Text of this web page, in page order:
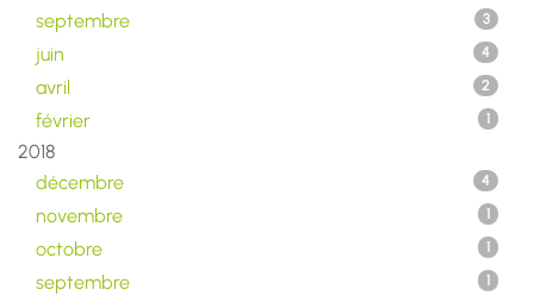
septembre 3
juin 4
avril 2
février 1
2018
décembre
4
novembre 1
octobre 1
septembre 1